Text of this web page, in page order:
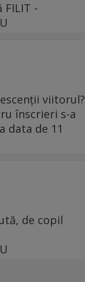
FILIT -
viitorul?
înscrieri s-a
data de 11
de copil